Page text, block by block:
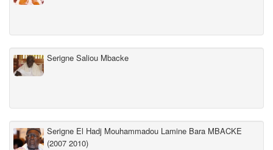
Serigne Saliou Mbacke
Serigne El Hadj Mouhammadou Lamine Bara MBACKE
(2007 2010)